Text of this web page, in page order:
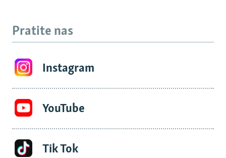
Pratite nas
Instagram
YouTube
Tik Tok